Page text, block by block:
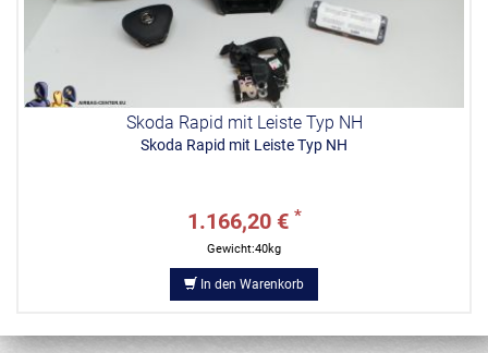
Skoda Rapid mit Leiste Typ NH
Skoda Rapid mit Leiste Typ NH
1.166,20 € *
Gewicht:40kg
In den Warenkorb